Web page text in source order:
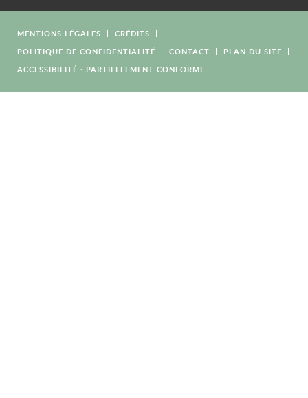
MENTIONS LÉGALES
CRÉDITS
POLITIQUE DE CONFIDENTIALITÉ
CONTACT
PLAN DU SITE
ACCESSIBILITÉ : PARTIELLEMENT CONFORME